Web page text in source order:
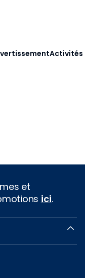
Activités
et
ici.